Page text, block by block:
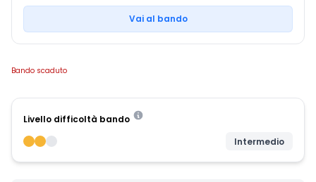
Vai al bando
Bando scaduto
Livello difficoltà bando
Intermedio